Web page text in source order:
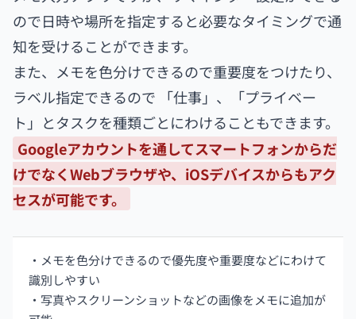
ので日時や場所を指定すると必要なタイミングで通
知を受けることができます。
また、メモを色分けできるので重要度をつけたり、
ラベル指定できるので 「仕事」、「プライベー
ト」とタスクを種類ごとにわけることもできます。
Googleアカウントを通してスマートフォンからだ
けでなくWebブラウザや、iOSデバイスからもアク
セスが可能です。
・メモを色分けできるので優先度や重要度などにわけて
識別しやすい
・写真やスクリーンショットなどの画像をメモに追加が